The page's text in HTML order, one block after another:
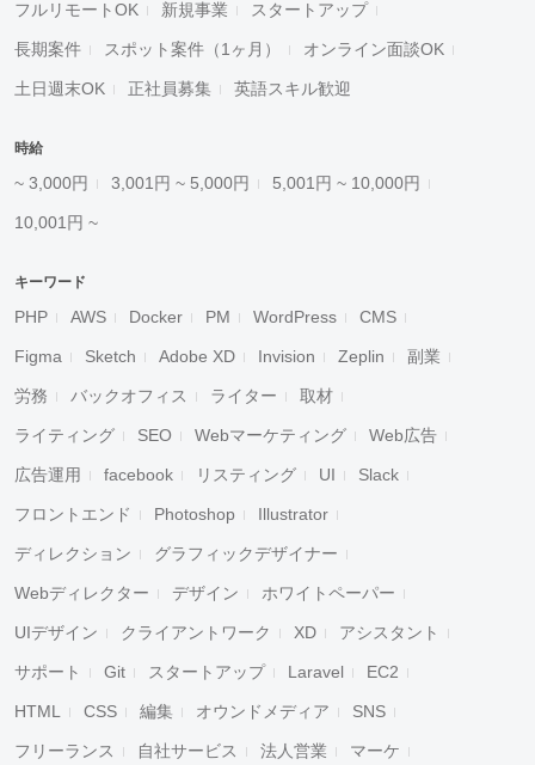
フルリモートOK 新規事業 スタートアップ
長期案件 スポット案件（1ヶ月） オンライン面談OK
土日週末OK 正社員募集 英語スキル歓迎
時給
~ 3,000円 3,001円 ~ 5,000円 5,001円 ~ 10,000円
10,001円 ~
キーワード
PHP AWS Docker PM WordPress CMS
Figma Sketch Adobe XD Invision Zeplin 副業
労務 バックオフィス ライター 取材
ライティング SEO Webマーケティング Web広告
広告運用 facebook リスティング UI Slack
フロントエンド Photoshop Illustrator
ディレクション グラフィックデザイナー
Webディレクター デザイン ホワイトペーパー
UIデザイン クライアントワーク XD アシスタント
サポート Git スタートアップ Laravel EC2
HTML CSS 編集 オウンドメディア SNS
フリーランス 自社サービス 法人営業 マーケ